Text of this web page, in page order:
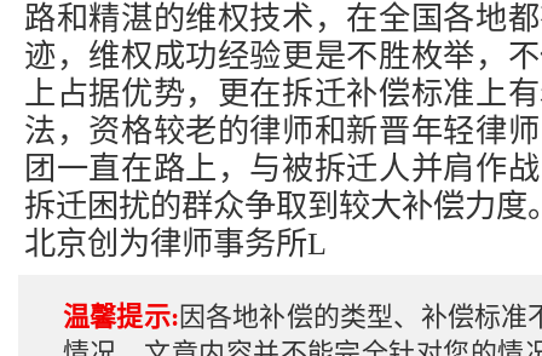
路和精湛的维权技术，在全国各地
迹，维权成功经验更是不胜枚举，
上占据优势，更在拆迁补偿标准上
法，资格较老的律师和新晋年轻律
团一直在路上，与被拆迁人并肩作
拆迁困扰的群众争取到较大补偿力度
北京创为律师事务所L
温馨提示:因各地补偿的类型、补偿标准